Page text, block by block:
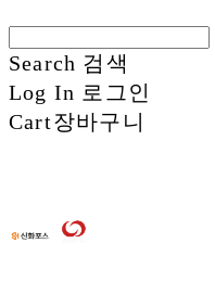
Search 검색
Log In 로그인
Cart장바구니